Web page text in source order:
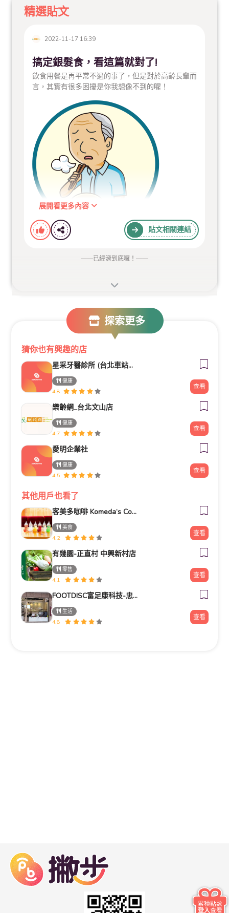
精選貼文
2022-11-17 16:39
搞定銀髮食，看這篇就對了!
飲食用餐是再平常不過的事了，但是對於高齡長輩而
言，其實有很多困擾是你我想像不到的喔！
展開看更多內容
貼文相關連結
——已經滑到底囉！ ——
探索更多
猜你也有興趣的店
星采牙醫診所 (台北車站館前)
健康
4.8
查看
樂齡網_台北文山店
健康
4.7
查看
愛明企業社
健康
4.5
查看
其他用戶也看了
客美多咖啡 Komeda‘s Coffee - 台南小北店
美食
4.2
查看
有幾園-正直村 中興新村店
零售
4.1
查看
FOOTDISC富足康科技-忠孝直營門市
生活
4.8
查看
累積點數
登入查看